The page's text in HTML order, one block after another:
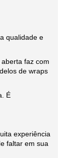
qualidade e
faz com
de wraps
É
experiência
faltar em sua